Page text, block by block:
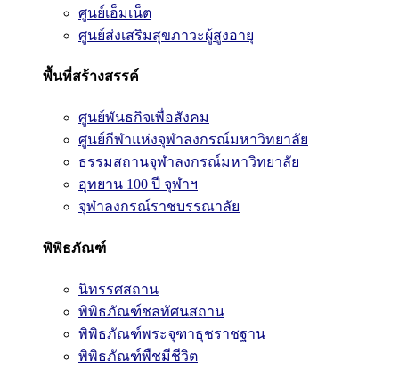
ศูนย์เอ็มเน็ต
ศูนย์ส่งเสริมสุขภาวะผู้สูงอายุ
พื้นที่สร้างสรรค์
ศูนย์พันธกิจเพื่อสังคม
ศูนย์กีฬาแห่งจุฬาลงกรณ์มหาวิทยาลัย
ธรรมสถานจุฬาลงกรณ์มหาวิทยาลัย
อุทยาน 100 ปี จุฬาฯ
จุฬาลงกรณ์ราชบรรณาลัย
พิพิธภัณฑ์
นิทรรศสถาน
พิพิธภัณฑ์ชลทัศนสถาน
พิพิธภัณฑ์พระจุฑาธุชราชฐาน
พิพิธภัณฑ์พืชมีชีวิต